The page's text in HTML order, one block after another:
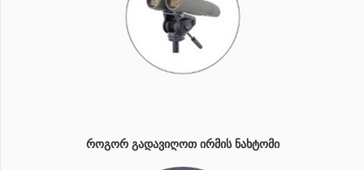
ᲠᲝᲒᲝᲠ ᲒᲐᲓᲐᲕᲘᲦᲝᲗ ᲘᲠᲛᲘᲡ ᲜᲐᲮᲢᲝᲛᲘ